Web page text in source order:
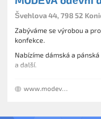
Švehlova 44, 798 52
Zabýváme se výrobou a
konfekce.
Nabízíme dámská a
a další.
volný čas a sport a další.
www.modeva.cz